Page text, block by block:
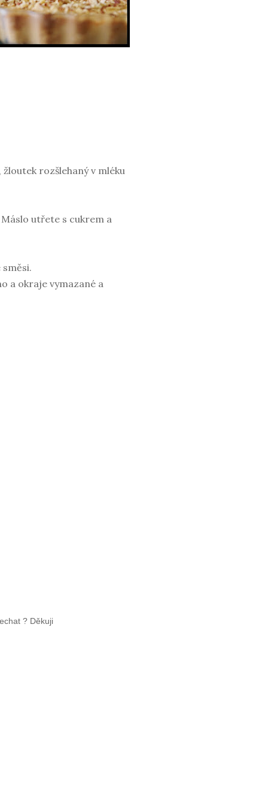
rozšlehaný v mléku
utřete s cukrem a
a okraje vymazané a
? Děkuji